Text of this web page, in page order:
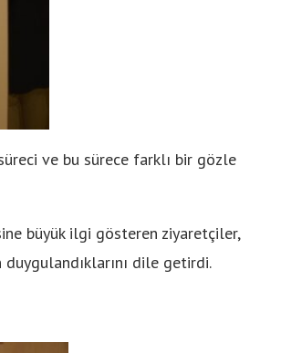
ve bu sürece farklı bir gözle
büyük ilgi gösteren ziyaretçiler,
dile getirdi.